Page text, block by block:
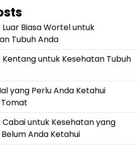
Biasa Wortel untuk
Tubuh Anda
untuk Kesehatan Tubuh
yang Perlu Anda Ketahui
untuk Kesehatan yang
Anda Ketahui